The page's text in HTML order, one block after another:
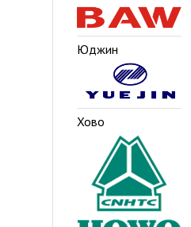
Юджин
Хово